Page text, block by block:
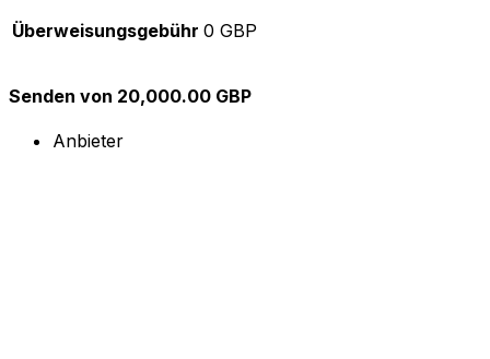
Überweisungsgebühr 0 GBP
Senden von 20,000.00 GBP
Anbieter